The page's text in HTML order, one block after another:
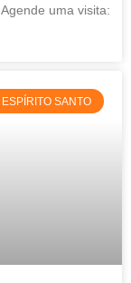
uma visita:
ESPÍRITO SANTO